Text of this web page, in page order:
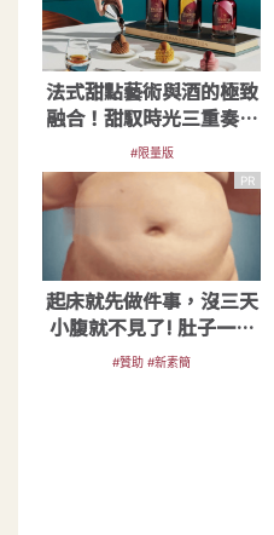
法式甜點藝術與酒的極致
融合！甜馭時光三重奏威
士忌全台限5套
#限量版
PR
起床就先做件事，沒三天
小腹就不見了! 肚子一天
天變小！
#贊助 #新素簡